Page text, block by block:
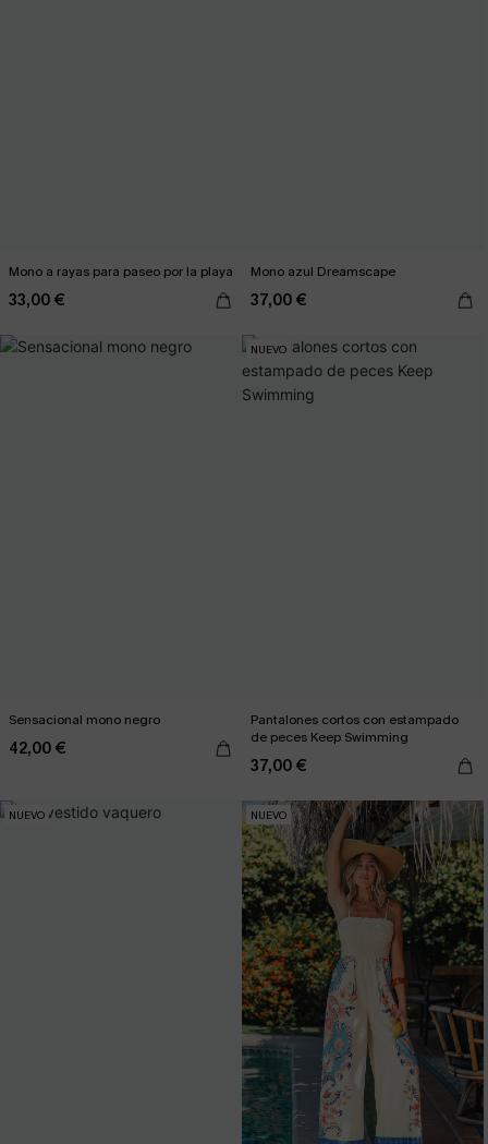
Mono a rayas para paseo por la playa
33,00 €
Mono azul Dreamscape
37,00 €
Sensacional mono negro
42,00 €
NUEVO
Pantalones cortos con estampado
de peces Keep Swimming
37,00 €
NUEVO NUEVO